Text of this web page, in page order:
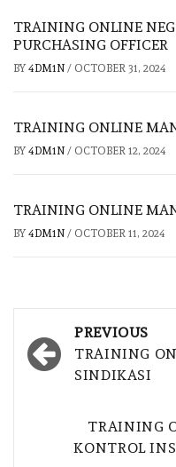
TRAINING ONLINE
PURCHASING OFFICER
BY 4DM1N / OCTOBER 31, 2024
TRAINING ONLINE
BY 4DM1N / OCTOBER 12, 2024
TRAINING ONLINE
BY 4DM1N / OCTOBER 11, 2024
Post
navigation
PREVIOUS
TRAINING
SINDIKASI
TRAINING
KONTROL